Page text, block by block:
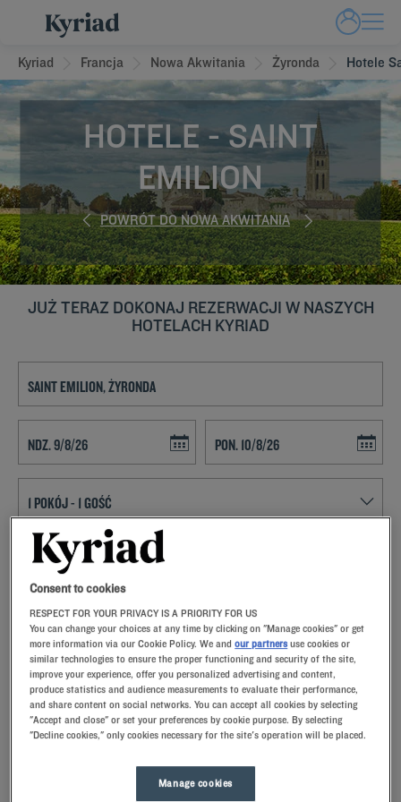
Kyriad Francja Nowa Akwitania Żyronda Hotele
HOTELE - SAINT
EMILION
POWRÓT DO NOWA AKWITANIA
JUŻ TERAZ DOKONAJ REZERWACJI W NASZYCH
HOTELACH KYRIAD
ZNAJDŹ HOTEL
VPlanują Państwo pobyt w Saint Emilion i poszukują hotelu? Kyriad
oferuje komfortowe pokoje i dobrą kuchnię w najlepszej cenie!
Nasze hotele w Saint Emilion.Po przyjeździe nasi pracownicy
przywitają Cię uśmiechem oraz małymi, ale troskliwymi
gestami.Odkryjesz wyjątkowy komfort naszej poduszki z
Consent to cookies
RESPECT FOR YOUR PRIVACY IS A PRIORITY FOR US
You can change your choices at any time by clicking on "Manage cookies" or get
more information via our Cookie Policy. We andour partners use cookies or
similar technologies to ensure the proper functioning and security of the site,
improve your experience, offer you personalized advertising and content,
produce statistics and audience measurements to evaluate their performance,
and share content on social networks. You can accept all cookies by selecting
"Accept and close" or set your preferences by cookie purpose. By selecting
"Decline cookies," only cookies necessary for the site's operation will be placed.
Manage cookies